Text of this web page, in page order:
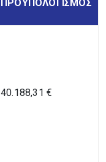
ΠΡΟΫΠΟΛΟΓΙΣΜΟΣ
40.188,31 €